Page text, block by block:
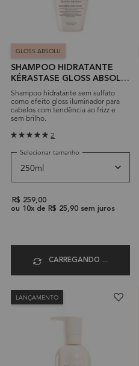
GLOSS ABSOLU
SHAMPOO HIDRATANTE
KÉRASTASE GLOSS ABSOLU
BAIN HYDRA-GLAZE RICHE
Shampoo hidratante sem sulfato
como efeito gloss iluminador para
cabelos com tendência ao frizz e
sem brilho.
2
Selecionar tamanho
R$ 259,00
ou 10x de R$ 25,90 sem juros
CARREGANDO ...
LANÇAMENTO